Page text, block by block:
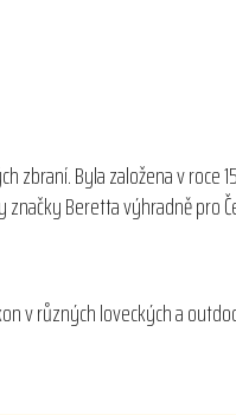
zbraní. Byla založena v
Beretta výhradně pro
v různých loveckých a